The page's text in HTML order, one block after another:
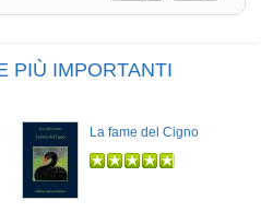
PIÙ IMPORTANTI
La fame del Cigno